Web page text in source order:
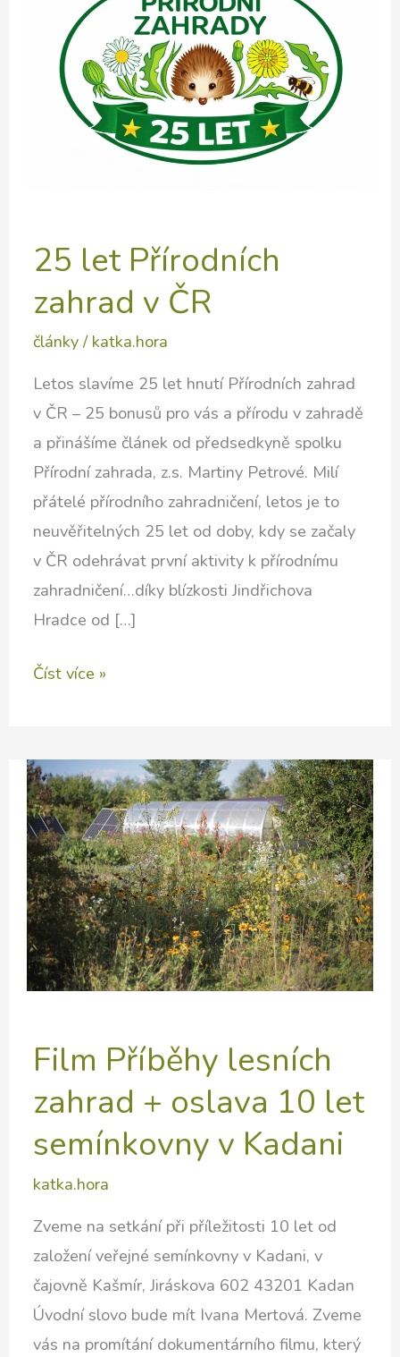
25 let Přírodních
zahrad v ČR
články/ katka.hora
Letos slavíme 25 let hnutí Přírodních zahrad
v ČR – 25 bonusů pro vás a přírodu v zahradě
a přinášíme článek od předsedkyně spolku
Přírodní zahrada, z.s. Martiny Petrové. Milí
přátelé přírodního zahradničení, letos je to
neuvěřitelných 25 let od doby, kdy se začaly
v ČR odehrávat první aktivity k přírodnímu
zahradničení…díky blízkosti Jindřichova
Hradce od […]
25
zahrad
v
ČR
Číst více »
Film Příběhy lesních
zahrad + oslava 10 let
semínkovny v Kadani
katka.hora
Zveme na setkání při příležitosti 10 let od
založení veřejné semínkovny v Kadani, v
čajovně Kašmír, Jiráskova 602 43201 Kadan
Úvodní slovo bude mít Ivana Mertová. Zveme
vás na promítání dokumentárního filmu, který